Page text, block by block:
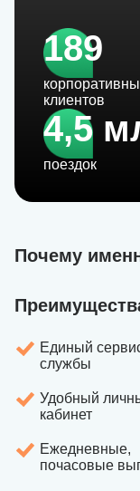
189
клиентов
4,5
поездок
Почему
Единый
службы
Удобный
кабинет
Ежедневные,
почасовые